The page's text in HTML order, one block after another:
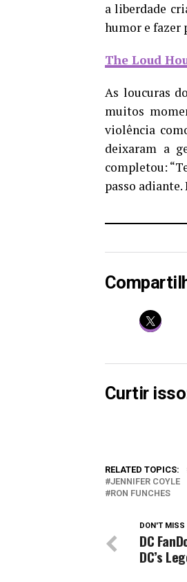
a liberdade
humor e fazer
The Loud
As loucuras
muitos
violência
deixaram a
completou:
passo
Curtir
RELATED TOPICS:
JENNIFER COYLE
RON FUNCHES
DON'T MISS
DC
DC’s